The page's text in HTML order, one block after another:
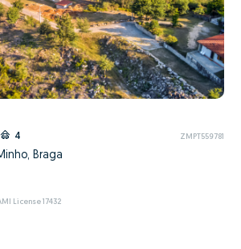
4 ZMPT559781
Braga
License 17432